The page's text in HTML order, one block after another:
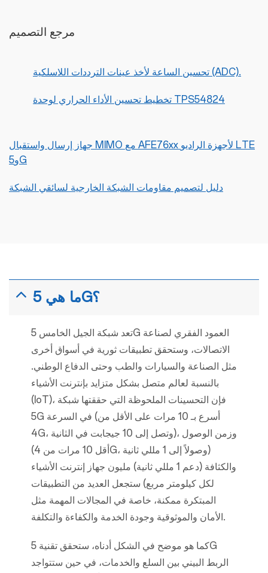
مرجع التصميم
تحسين الساعة لأخذ عينات الترددات اللاسلكية (ADC).
تخطيط تحسين الأداء الحراري لوحدة TPS54824
جهاز إرسال واستقبال MIMO مع AFE76xx لأجهزة الراديو LTE
و5G
دليل لتصميم مقاومات الشبكة الخارجية لسائقي الشبكة
ما هي 5G؟
تعد شبكة الجيل الخامس 5G العمود الفقري لصناعة
الاتصالات، وستحقق تطبيقات ثورية في أسواق أخرى
مثل الصناعة والسيارات والطب وحتى الدفاع الوطني.
بالنسبة لعالم متصل بشكل متزايد بإنترنت الأشياء
(IoT)، فإن التحسينات الملحوظة التي حققتها شبكة
5G في السرعة (أسرع بـ 10 مرات على الأقل من
4G، وتصل إلى 10 جيجابت في الثانية)، وزمن الوصول
(أقل 10 مرات من 4G، وصولاً إلى 1 مللي ثانية)
والكثافة (دعم 1 مللي ثانية) مليون جهاز إنترنت الأشياء
لكل كيلومتر مربع) ستجعل العديد من التطبيقات
المبتكرة ممكنة، خاصة في المجالات المهمة مثل
الأمان والموثوقية وجودة الخدمة والكفاءة والتكلفة.
كما هو موضح في الشكل أدناه، ستحقق تقنية 5G
الربط البيني بين السلع والخدمات، في حين ستتواجد